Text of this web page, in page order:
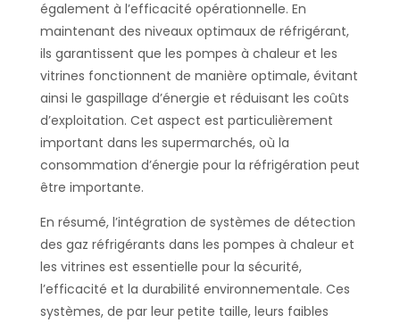
également à l’efficacité opérationnelle. En
maintenant des niveaux optimaux de réfrigérant,
ils garantissent que les pompes à chaleur et les
vitrines fonctionnent de manière optimale, évitant
ainsi le gaspillage d’énergie et réduisant les coûts
d’exploitation. Cet aspect est particulièrement
important dans les supermarchés, où la
consommation d’énergie pour la réfrigération peut
être importante.
En résumé, l’intégration de systèmes de détection
des gaz réfrigérants dans les pompes à chaleur et
les vitrines est essentielle pour la sécurité,
l’efficacité et la durabilité environnementale. Ces
systèmes, de par leur petite taille, leurs faibles